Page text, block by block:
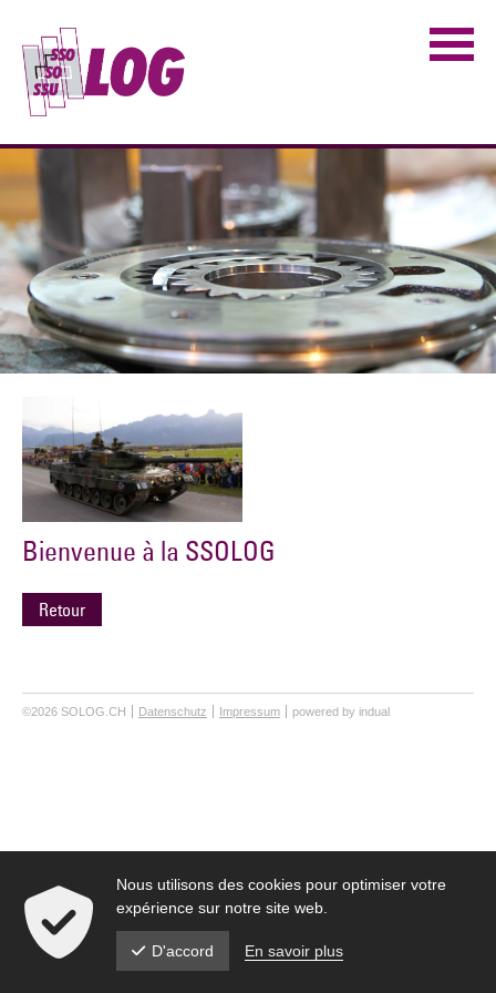
Bienvenue à la SSOLOG
Retour
©2026 SOLOG.CH Datenschutz Impressum powered by indual
Nous utilisons des cookies pour optimiser votre
expérience sur notre site web.
D'accord En savoir plus